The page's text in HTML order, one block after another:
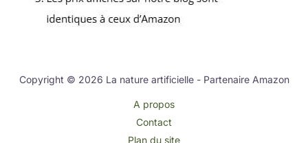
Copyright © 2026 La nature artificielle - Partenaire Amazon
A propos
Contact
Plan du site